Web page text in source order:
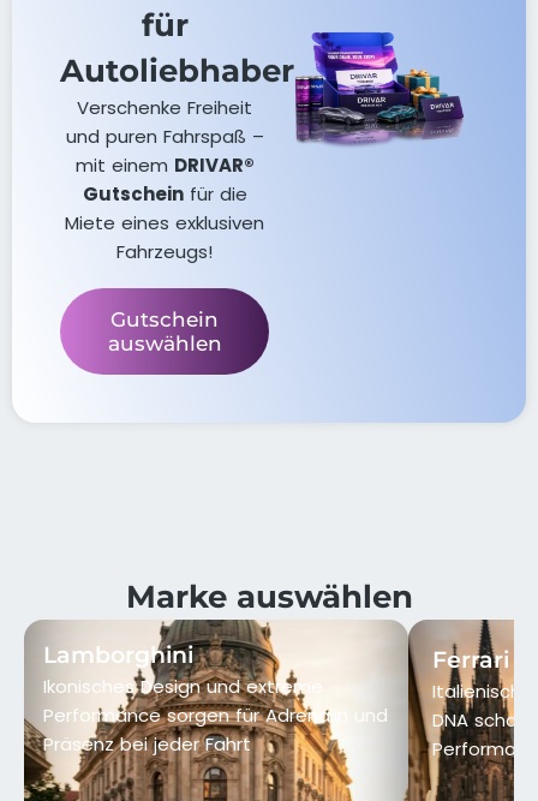
für
Autoliebhaber
Verschenke Freiheit
und puren Fahrspaß –
mit einem DRIVAR®
Gutscheinfür die
Miete eines exklusiven
Fahrzeugs!
Gutschein
auswählen
Marke auswählen
Lamborghini
Ikonisches Design und extreme
Performance sorgen für Adrenalin und
Präsenz bei jeder Fahrt
Ferrari
DNA